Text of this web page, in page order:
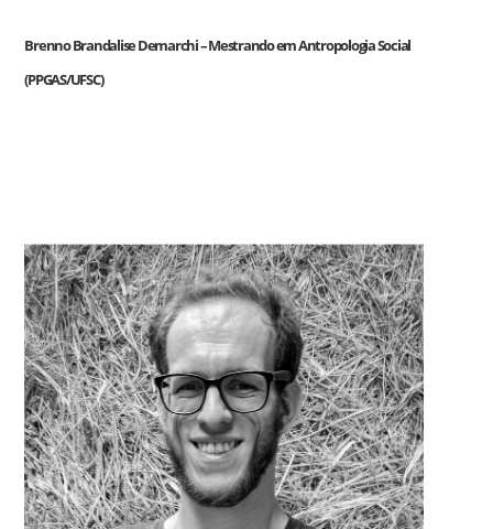
Brenno Brandalise Demarchi –Mestrando em Antropologia Social
(PPGAS/UFSC)